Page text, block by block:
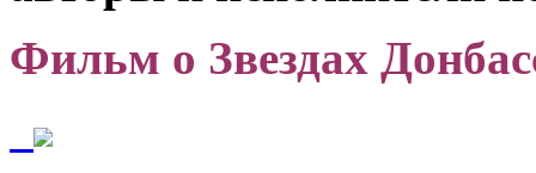
Фильм о Звездах